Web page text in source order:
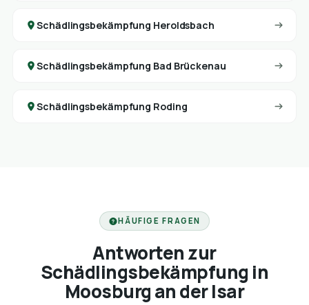
Schädlingsbekämpfung Heroldsbach
Schädlingsbekämpfung Bad Brückenau
Schädlingsbekämpfung Roding
HÄUFIGE FRAGEN
Antworten zur
Schädlingsbekämpfung in
Moosburg an der Isar